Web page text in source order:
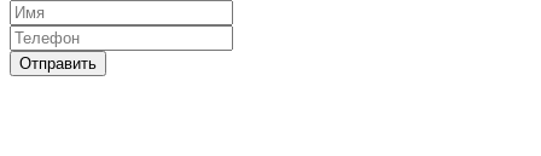
Отправить